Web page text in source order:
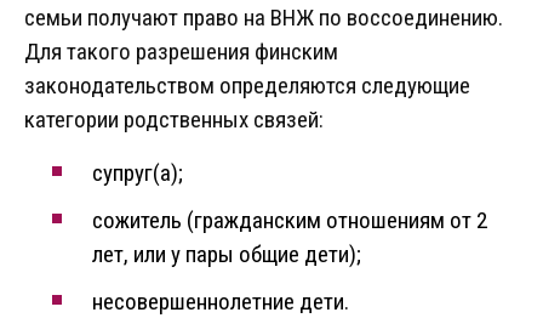
семьи получают право на ВНЖ по воссоединению.
Для такого разрешения финским
законодательством определяются следующие
категории родственных связей:
супруг(а);
сожитель (гражданским отношениям от 2
лет, или у пары общие дети);
несовершеннолетние дети.